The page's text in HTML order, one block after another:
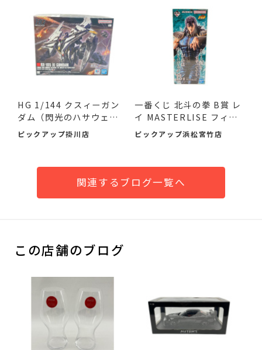
HG 1/144 クスィーガン
ダム（閃光のハサウェ
イ）が...
ピックアップ掛川店
一番くじ 北斗の拳 B賞 レ
イ MASTERLISE フィギ
ュ...
ピックアップ浜松宮竹店
関連するブログ一覧へ
この店舗のブログ